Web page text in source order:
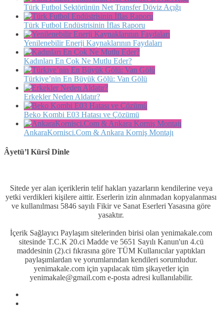
Türk Futbol Sektörünün Net Transfer Döviz Açığı
Türk Futbol Endüstrisinin İflas Raporu
Yenilenebilir Enerji Kaynaklarının Faydaları
Kadınları En Çok Ne Mutlu Eder?
Türkiye’nin En Büyük Gölü: Van Gölü
Erkekler Neden Aldatır?
Beko Kombi E03 Hatası ve Çözümü
AnkaraKornisci.Com & Ankara Korniş Montajı
Âyetü’l Kürsî Dinle
Sitede yer alan içeriklerin telif hakları yazarların kendilerine veya
yetki verdikleri kişilere aittir. Eserlerin izin alınmadan kopyalanması
ve kullanılması 5846 sayılı Fikir ve Sanat Eserleri Yasasına göre
yasaktır.
İçerik Sağlayıcı Paylaşım sitelerinden birisi olan yenimakale.com
sitesinde T.C.K 20.ci Madde ve 5651 Sayılı Kanun'un 4.cü
maddesinin (2).ci fıkrasına göre TÜM Kullanıcılar yaptıkları
paylaşımlardan ve yorumlarından kendileri sorumludur.
yenimakale.com için yapılacak tüm şikayetler için
yenimakale@gmail.com e-posta adresi kullanılabilir.